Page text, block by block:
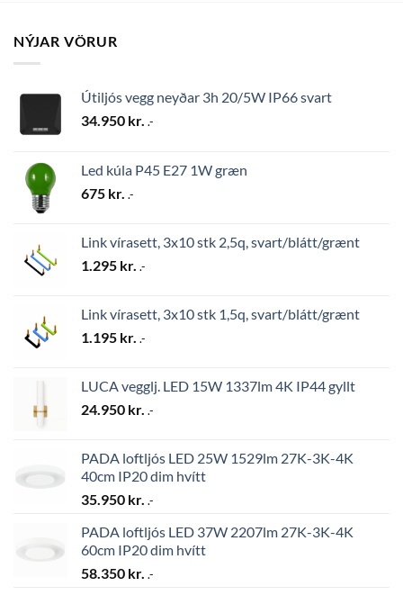
NÝJAR VÖRUR
Útiljós vegg neyðar 3h 20/5W IP66 svart
34.950 kr. .-
Led kúla P45 E27 1W græn
675 kr. .-
Link vírasett, 3x10 stk 2,5q, svart/blátt/grænt
1.295 kr. .-
Link vírasett, 3x10 stk 1,5q, svart/blátt/grænt
1.195 kr. .-
LUCA vegglj. LED 15W 1337lm 4K IP44 gyllt
24.950 kr. .-
PADA loftljós LED 25W 1529lm 27K-3K-4K
40cm IP20 dim hvítt
35.950 kr. .-
PADA loftljós LED 37W 2207lm 27K-3K-4K
60cm IP20 dim hvítt
58.350 kr. .-